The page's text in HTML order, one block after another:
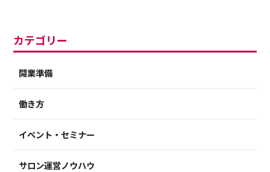
カテゴリー
開業準備
働き方
イベント・セミナー
サロン運営ノウハウ